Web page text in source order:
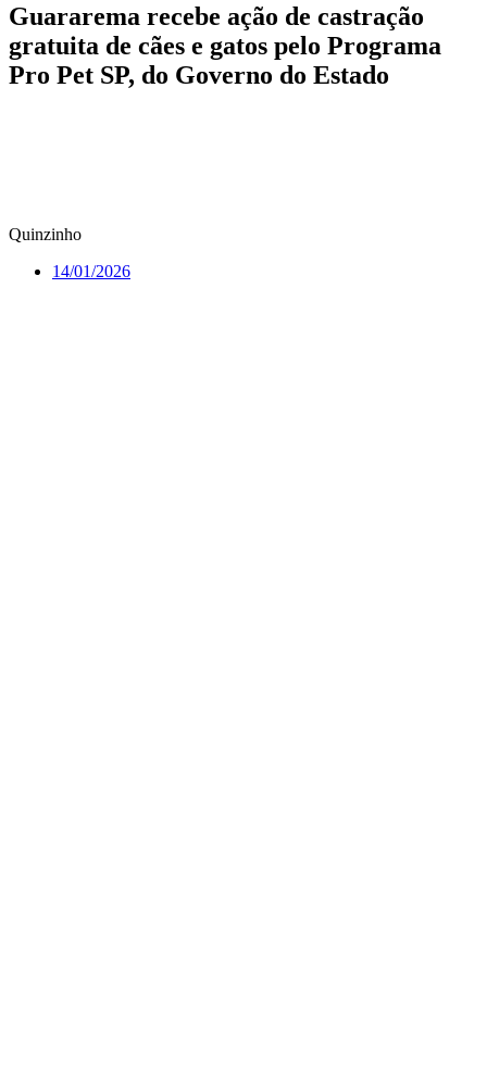
Guararema recebe ação de castração
gratuita de cães e gatos pelo Programa
Pro Pet SP, do Governo do Estado
Quinzinho
14/01/2026